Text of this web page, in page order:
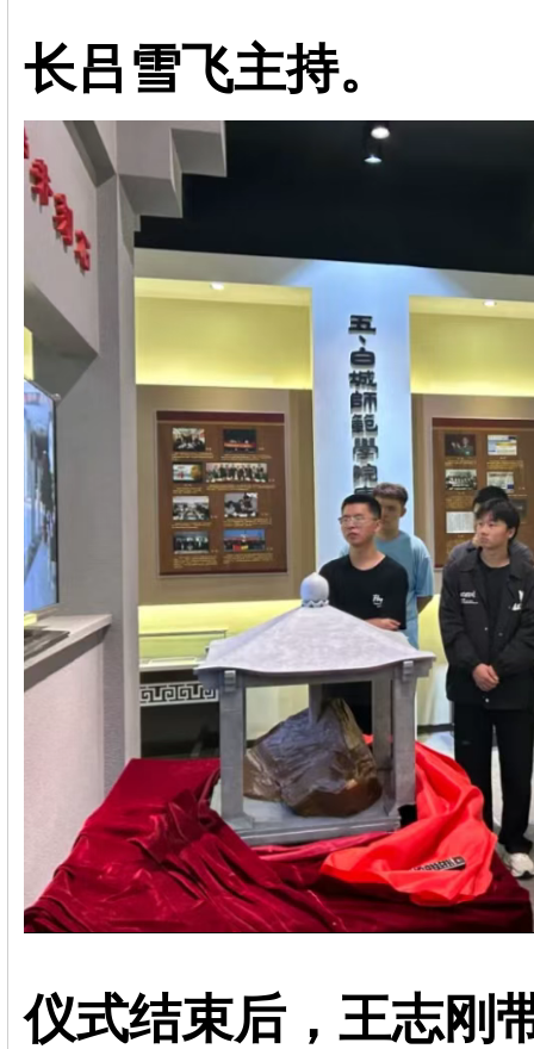
长吕雪飞主持。
仪式结束后，王志刚